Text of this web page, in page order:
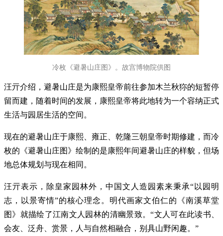
冷枚《避暑山庄图》。故宫博物院供图
汪亓介绍，避暑山庄是为康熙皇帝前往参加木兰秋狝的短暂停
留而建，随着时间的发展，康熙皇帝将此地转为一个容纳正式
生活与园居生活的空间。
现在的避暑山庄于康熙、雍正、乾隆三朝皇帝时期修建，而冷
枚的《避暑山庄图》绘制的是康熙年间避暑山庄的样貌，但场
地总体规划与现在相同。
汪亓表示，除皇家园林外，中国文人造园素来秉承“以园明
志，以景寄情”的核心理念。明代画家文伯仁的《南溪草堂
图》就描绘了江南文人园林的清幽景致。“文人可在此读书、
会友、泛舟、赏景，人与自然相融合，别具山野闲趣。”